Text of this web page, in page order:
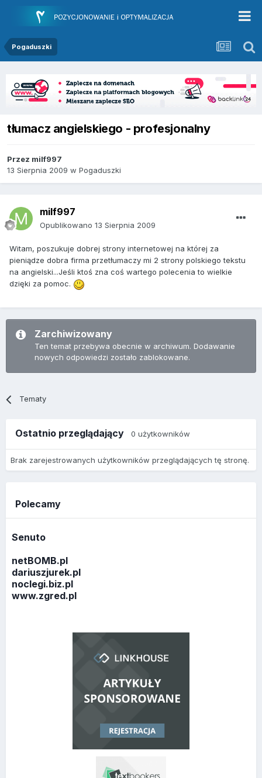
Pogaduszki
tłumacz angielskiego - profesjonalny
Przez milf997
13 Sierpnia 2009 w Pogaduszki
milf997
Opublikowano 13 Sierpnia 2009
Witam, poszukuje dobrej strony internetowej na której za
pieniądze dobra firma przetłumaczy mi 2 strony polskiego tekstu
na angielski...Jeśli ktoś zna coś wartego polecenia to wielkie
dzięki za pomoc.
Zarchiwizowany
Ten temat przebywa obecnie w archiwum. Dodawanie
nowych odpowiedzi zostało zablokowane.
Tematy
Ostatnio przeglądający 0 użytkowników
Brak zarejestrowanych użytkowników przeglądających tę stronę.
Polecamy
Senuto
netBOMB.pl
dariuszjurek.pl
noclegi.biz.pl
www.zgred.pl